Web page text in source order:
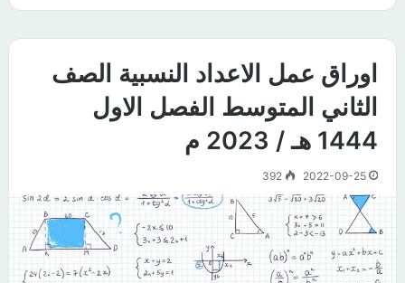
اوراق عمل الاعداد النسبية الصف
الثاني المتوسط الفصل الاول
1444 هـ / 2023 م
2022-09-25
392